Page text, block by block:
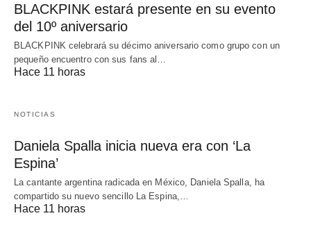
BLACKPINK estará presente en su evento
del 10º aniversario
BLACKPINK celebrará su décimo aniversario como grupo con un
pequeño encuentro con sus fans al…
Hace 11 horas
NOTICIAS
Daniela Spalla inicia nueva era con ‘La
Espina’
La cantante argentina radicada en México, Daniela Spalla, ha
compartido su nuevo sencillo La Espina,…
Hace 11 horas